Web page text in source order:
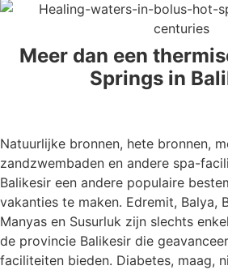
Meer dan een
Springs in
Natuurlijke bronnen, hete bronnen,
zandzwembaden en andere spa-
Balikesir een andere populaire
vakanties te maken. Edremit, Balya,
Manyas en Susurluk zijn slechts
de provincie Balikesir die
faciliteiten bieden. Diabetes, maag,